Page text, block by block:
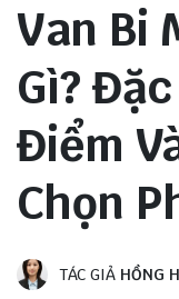
Van Bi
Gì?
Điểm
Chọn
TÁC GIẢ HỒNG